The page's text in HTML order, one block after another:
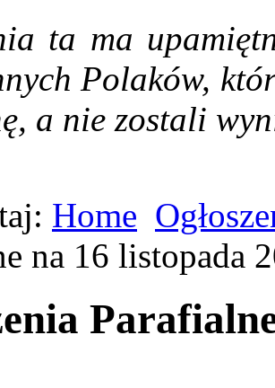
ta ma
Polaków,
a nie zostali
Home
na 16 listopada